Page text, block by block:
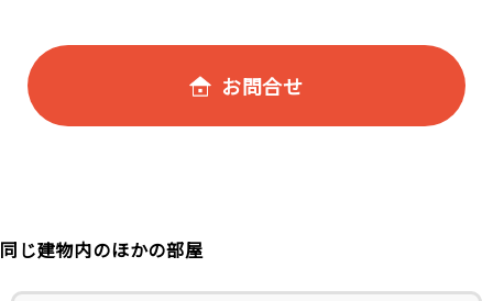
お問合せ
同じ建物内のほかの部屋